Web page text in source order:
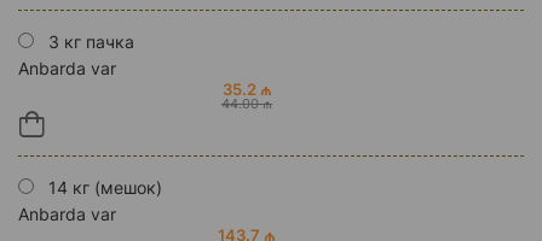
3 кг пачка
Anbarda var
35.2 ₼
44.00 ₼
14 кг (мешок)
Anbarda var
143.7 ₼